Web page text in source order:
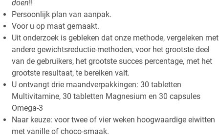
doen!!
Persoonlijk plan van aanpak.
Voor u op maat gemaakt.
Uit onderzoek is gebleken dat onze methode, vergeleken met
andere gewichtsreductie-methoden, voor het grootste deel
van de gebruikers, het grootste succes percentage, met het
grootste resultaat, te bereiken valt.
U ontvangt drie maandverpakkingen: 30 tabletten
Multivitamine, 30 tabletten Magnesium en 30 capsules
Omega-3
Naar keuze: voor twee of vier weken hoogwaardige eiwitten
met vanille of choco-smaak.